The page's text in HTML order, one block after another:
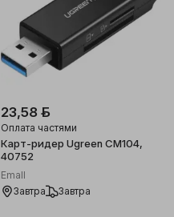
23,58 ƃ
Оплата частями
Карт-ридер Ugreen CM104,
40752
Emall
Завтра
Завтра